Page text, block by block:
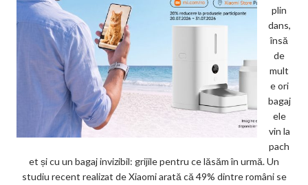
plin
dans,
însă
de
mult
e ori
bagaj
ele
vin la
pach
et și cu un bagaj invizibil: grijile pentru ce lăsăm în urmă. Un
studiu recent realizat de Xiaomi arată că 49% dintre români se